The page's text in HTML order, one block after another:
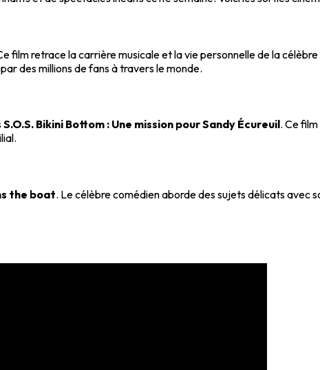
film retrace la carrière musicale et la vie personnelle de la
des millions de fans à travers le monde.
S.O.S. Bikini Bottom : Une mission pour Sandy Écureuil. Ce
the boat. Le célèbre comédien aborde des sujets délicats avec